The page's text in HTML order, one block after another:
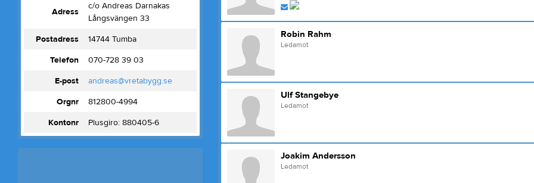
Adress
c/o Andreas Darnakas
Långsvängen 33
Postadress
14744 Tumba
Telefon
070-728 39 03
E-post
andreas@vretabygg.se
Orgnr
812800-4994
Kontonr
Plusgiro: 880405-6
Robin Rahm
Ledamot
Ulf Stangebye
Ledamot
Joakim Andersson
Ledamot